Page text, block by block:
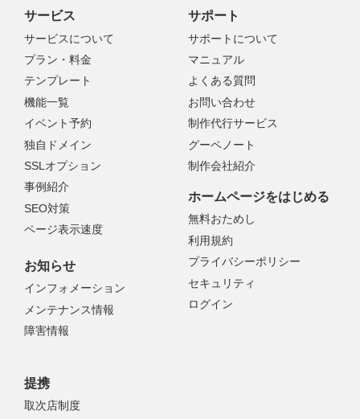
サービス
サービスについて
プラン・料金
テンプレート
機能一覧
イベント予約
独自ドメイン
SSLオプション
事例紹介
SEO対策
ページ表示速度
サポート
サポートについて
マニュアル
よくある質問
お問い合わせ
制作代行サービス
グーペノート
制作会社紹介
お知らせ
インフォメーション
メンテナンス情報
障害情報
提携
取次店制度
ホームページをはじめる
無料おためし
利用規約
プライバシーポリシー
セキュリティ
ログイン